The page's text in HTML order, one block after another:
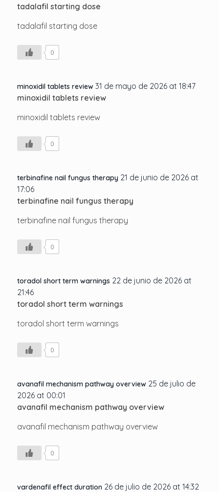
tadalafil starting dose
tadalafil starting dose
0
minoxidil tablets review 31 de mayo de 2026 at 18:47
minoxidil tablets review
minoxidil tablets review
0
terbinafine nail fungus therapy 21 de junio de 2026 at
17:06
terbinafine nail fungus therapy
terbinafine nail fungus therapy
0
toradol short term warnings 22 de junio de 2026 at
21:46
toradol short term warnings
toradol short term warnings
0
avanafil mechanism pathway overview 25 de julio de
2026 at 00:01
avanafil mechanism pathway overview
avanafil mechanism pathway overview
0
vardenafil effect duration 26 de julio de 2026 at 14:32